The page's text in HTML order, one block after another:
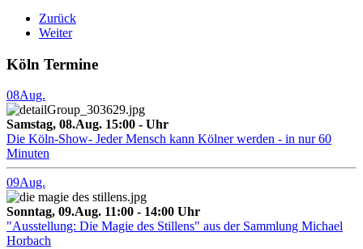
Zurück
Weiter
Köln Termine
08Aug.
Samstag, 08.Aug. 15:00 - Uhr
Die Köln-Show- Jeder Mensch kann Kölner werden - in nur 60
Minuten
09Aug.
Sonntag, 09.Aug. 11:00 - 14:00 Uhr
"Ausstellung: Die Magie des Stillens" aus der Sammlung Michael
Horbach